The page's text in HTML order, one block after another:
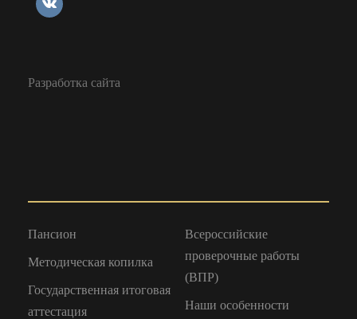
Разработка сайта
Пансион
Методическая копилка
Государственная итоговая
аттестация
Всероссийские
проверочные работы
(ВПР)
Наши особенности